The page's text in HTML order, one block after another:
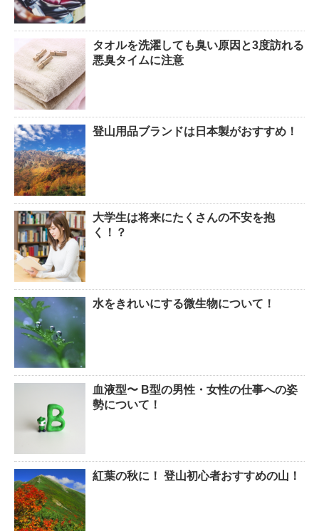
タオルを洗濯しても臭い原因と3度訪れる
悪臭タイムに注意
登山用品ブランドは日本製がおすすめ！
大学生は将来にたくさんの不安を抱
く！？
水をきれいにする微生物について！
血液型〜 B型の男性・女性の仕事への姿
勢について！
紅葉の秋に！ 登山初心者おすすめの山！